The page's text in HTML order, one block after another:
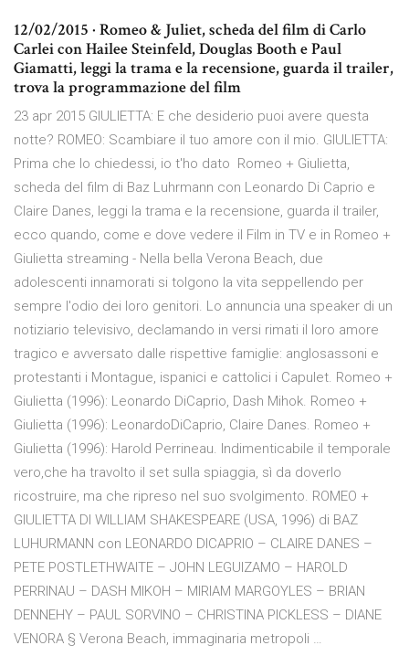
12/02/2015 · Romeo & Juliet, scheda del film di Carlo
Carlei con Hailee Steinfeld, Douglas Booth e Paul
Giamatti, leggi la trama e la recensione, guarda il trailer,
trova la programmazione del film
23 apr 2015 GIULIETTA: E che desiderio puoi avere questa
notte? ROMEO: Scambiare il tuo amore con il mio. GIULIETTA:
Prima che lo chiedessi, io t'ho dato Romeo + Giulietta,
scheda del film di Baz Luhrmann con Leonardo Di Caprio e
Claire Danes, leggi la trama e la recensione, guarda il trailer,
ecco quando, come e dove vedere il Film in TV e in Romeo +
Giulietta streaming - Nella bella Verona Beach, due
adolescenti innamorati si tolgono la vita seppellendo per
sempre l'odio dei loro genitori. Lo annuncia una speaker di un
notiziario televisivo, declamando in versi rimati il loro amore
tragico e avversato dalle rispettive famiglie: anglosassoni e
protestanti i Montague, ispanici e cattolici i Capulet. Romeo +
Giulietta (1996): Leonardo DiCaprio, Dash Mihok. Romeo +
Giulietta (1996): LeonardoDiCaprio, Claire Danes. Romeo +
Giulietta (1996): Harold Perrineau. Indimenticabile il temporale
vero,che ha travolto il set sulla spiaggia, sì da doverlo
ricostruire, ma che ripreso nel suo svolgimento. ROMEO +
GIULIETTA DI WILLIAM SHAKESPEARE (USA, 1996) di BAZ
LUHURMANN con LEONARDO DICAPRIO – CLAIRE DANES –
PETE POSTLETHWAITE – JOHN LEGUIZAMO – HAROLD
PERRINAU – DASH MIKOH – MIRIAM MARGOYLES – BRIAN
DENNEHY – PAUL SORVINO – CHRISTINA PICKLESS – DIANE
VENORA § Verona Beach, immaginaria metropoli …